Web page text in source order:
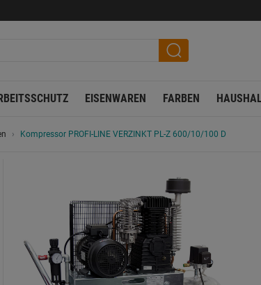
EISENWAREN FARBEN
Kompressor PROFI-LINE VERZINKT PL-Z 600/10/100 D